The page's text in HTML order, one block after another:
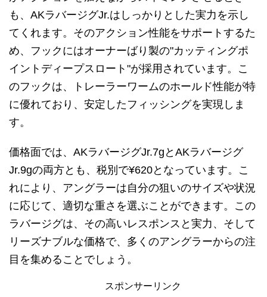
も、AKラバージグJr.はしっかりとした実力を示し
てくれます。そのアクション性能をサポートするた
め、フックにはオーナーばり製の"カッティングポ
イントディープスロート"が採用されています。こ
のフックは、トレーラーワームのホールド性能が特
に優れており、安定したフィッシングを実現しま
す。
価格面では、AKラバージグJr.7gとAKラバージグ
Jr.9gの両方とも、税別で¥620となっています。こ
れにより、アングラーは自分の狙いのサイズや状況
に応じて、適切な重さを選ぶことができます。この
ラバージグは、その高いレスポンスと実力、そして
リーズナブルな価格で、多くのアングラーからの注
目を集めることでしょう。
スポンサーリンク